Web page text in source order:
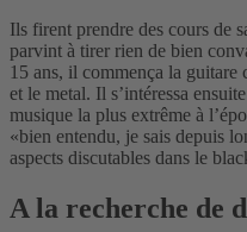
Ils firent prendre des cours de
parvint à tirer rien de bien
15 ans, il commença la
et le metal. Il s’intéressa
musique la plus extrême à
«bien entendu, je sais depuis
aspects discutables dans le
A la recherche de